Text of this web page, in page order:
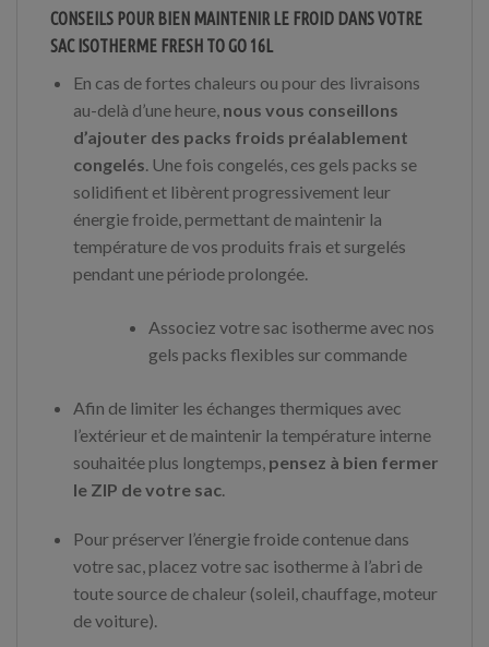
CONSEILS POUR BIEN MAINTENIR LE FROID DANS VOTRE
SAC ISOTHERME FRESH TO GO 16L
En cas de fortes chaleurs ou pour des livraisons
au-delà d’une heure, nous vous conseillons
d’ajouter des packs froids préalablement
congelés . Une fois congelés, ces gels packs se
solidifient et libèrent progressivement leur
énergie froide, permettant de maintenir la
température de vos produits frais et surgelés
pendant une période prolongée.
Associez votre sac isotherme avec nos
gels packs flexibles sur commande
Afin de limiter les échanges thermiques avec
l’extérieur et de maintenir la température interne
souhaitée plus longtemps, pensez à bien fermer
le ZIP de votre sac.
Pour préserver l’énergie froide contenue dans
votre sac, placez votre sac isotherme à l’abri de
toute source de chaleur (soleil, chauffage, moteur
de voiture).